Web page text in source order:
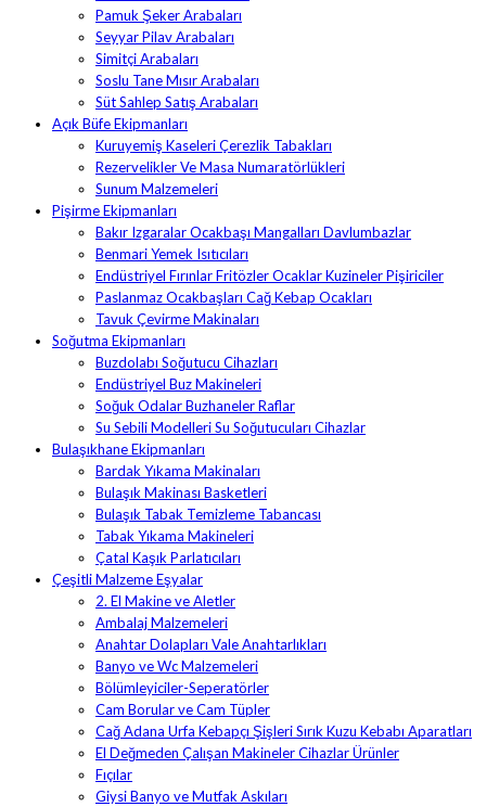
Pamuk Şeker Arabaları
Seyyar Pilav Arabaları
Simitçi Arabaları
Soslu Tane Mısır Arabaları
Süt Sahlep Satış Arabaları
Açık Büfe Ekipmanları
Kuruyemiş Kaseleri Çerezlik Tabakları
Rezervelikler Ve Masa Numaratörlükleri
Sunum Malzemeleri
Pişirme Ekipmanları
Bakır Izgaralar Ocakbaşı Mangalları Davlumbazlar
Benmari Yemek Isıtıcıları
Endüstriyel Fırınlar Fritözler Ocaklar Kuzineler Pişiriciler
Paslanmaz Ocakbaşları Cağ Kebap Ocakları
Tavuk Çevirme Makinaları
Soğutma Ekipmanları
Buzdolabı Soğutucu Cihazları
Endüstriyel Buz Makineleri
Soğuk Odalar Buzhaneler Raflar
Su Sebili Modelleri Su Soğutucuları Cihazlar
Bulaşıkhane Ekipmanları
Bardak Yıkama Makinaları
Bulaşık Makinası Basketleri
Bulaşık Tabak Temizleme Tabancası
Tabak Yıkama Makineleri
Çatal Kaşık Parlatıcıları
Çeşitli Malzeme Eşyalar
2. El Makine ve Aletler
Ambalaj Malzemeleri
Anahtar Dolapları Vale Anahtarlıkları
Banyo ve Wc Malzemeleri
Bölümleyiciler-Seperatörler
Cam Borular ve Cam Tüpler
Cağ Adana Urfa Kebapçı Şişleri Sırık Kuzu Kebabı Aparatları
El Değmeden Çalışan Makineler Cihazlar Ürünler
Fıçılar
Giysi Banyo ve Mutfak Askıları